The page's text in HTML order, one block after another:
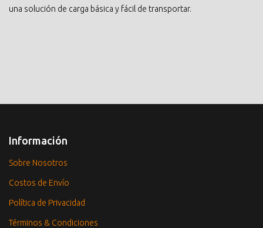
una solución de carga básica y fácil de transportar.
Información
Sobre Nosotros
Costos de Envío
Política de Privacidad
Términos & Condiciones